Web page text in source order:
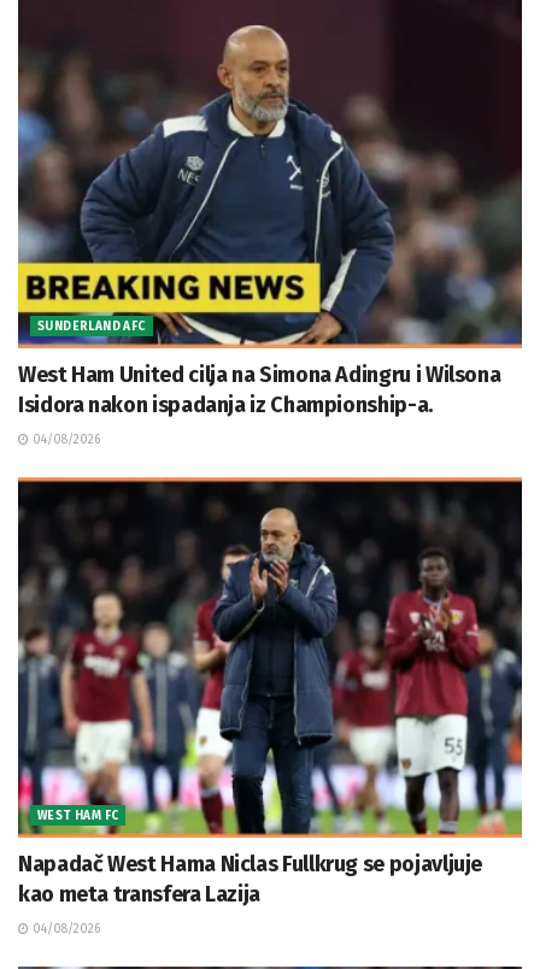
SUNDERLAND AFC
West Ham United cilja na Simona Adingru i Wilsona
Isidora nakon ispadanja iz Championship-a.
04/08/2026
WEST HAM FC
Napadač West Hama Niclas Fullkrug se pojavljuje
kao meta transfera Lazija
04/08/2026